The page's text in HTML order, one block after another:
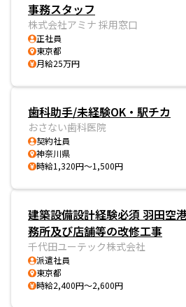
事務スタッフ
株式会社アミナ 採用窓口
正社員
東京都
月給25万円
歯科助手/未経験OK・駅チカ
おさない歯科医院
契約社員
神奈川県
時給1,320円～1,500円
建築設備設計経験必須 羽田空
務所及び店舗等の改修工事
千代田ユーテック株式会社
派遣社員
東京都
時給2,400円～2,600円